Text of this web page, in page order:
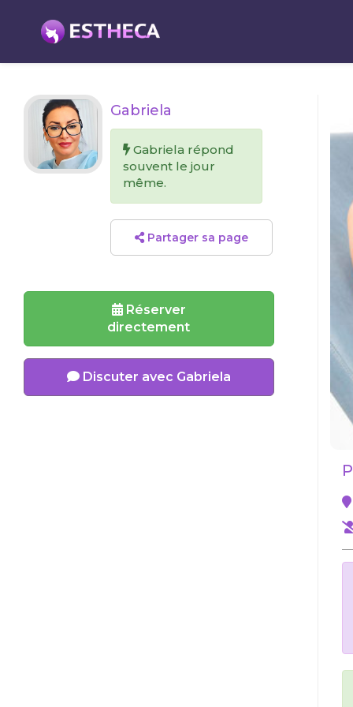
Gabriela
Gabriela répond
souvent le jour
même.
Partager sa page
Réserver
directement
Discuter avec Gabriela